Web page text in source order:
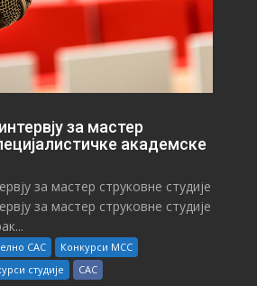
за мастер
академске
за мастер струковне студије
за мастер струковне студије
САС
Конкурси МСС
студије САС